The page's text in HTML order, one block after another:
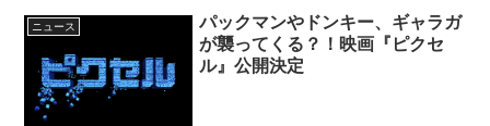
ニュース
パックマンやドンキー、ギャラガ
が襲ってくる？！映画『ピクセ
ル』公開決定